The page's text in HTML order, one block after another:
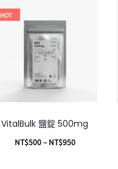
HOT
VitalBulk 鹽錠 500mg
NT$500– NT$950